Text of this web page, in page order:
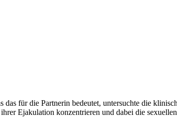
für die Partnerin bedeutet, untersuchte die
Ejakulation konzentrieren und dabei die